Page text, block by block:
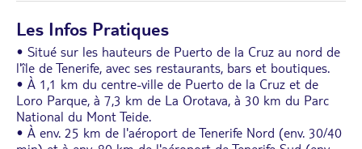
Les Infos Pratiques
• Situé sur les hauteurs de Puerto de la Cruz au nord de
l'île de Tenerife, avec ses restaurants, bars et boutiques.
• À 1,1 km du centre-ville de Puerto de la Cruz et de
Loro Parque, à 7,3 km de La Orotava, à 30 km du Parc
National du Mont Teide.
• À env. 25 km de l'aéroport de Tenerife Nord (env. 30/40